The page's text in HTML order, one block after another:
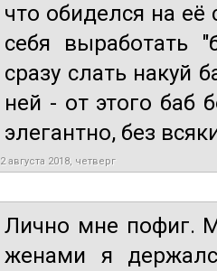
что обиделся на
себя выработать
сразу слать накуй
ней - от этого баб
элегантно, без
2 августа 2018, четверг
Лично мне пофиг.
женами я